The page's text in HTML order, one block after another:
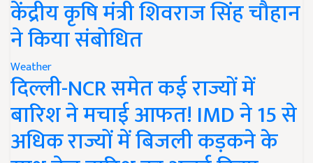
केंद्रीय कृषि मंत्री शिवराज सिंह चौहान
ने किया संबोधित
Weather
दिल्ली-NCR समेत कई राज्यों में
बारिश ने मचाई आफत! IMD ने 15 से
अधिक राज्यों में बिजली कड़कने के